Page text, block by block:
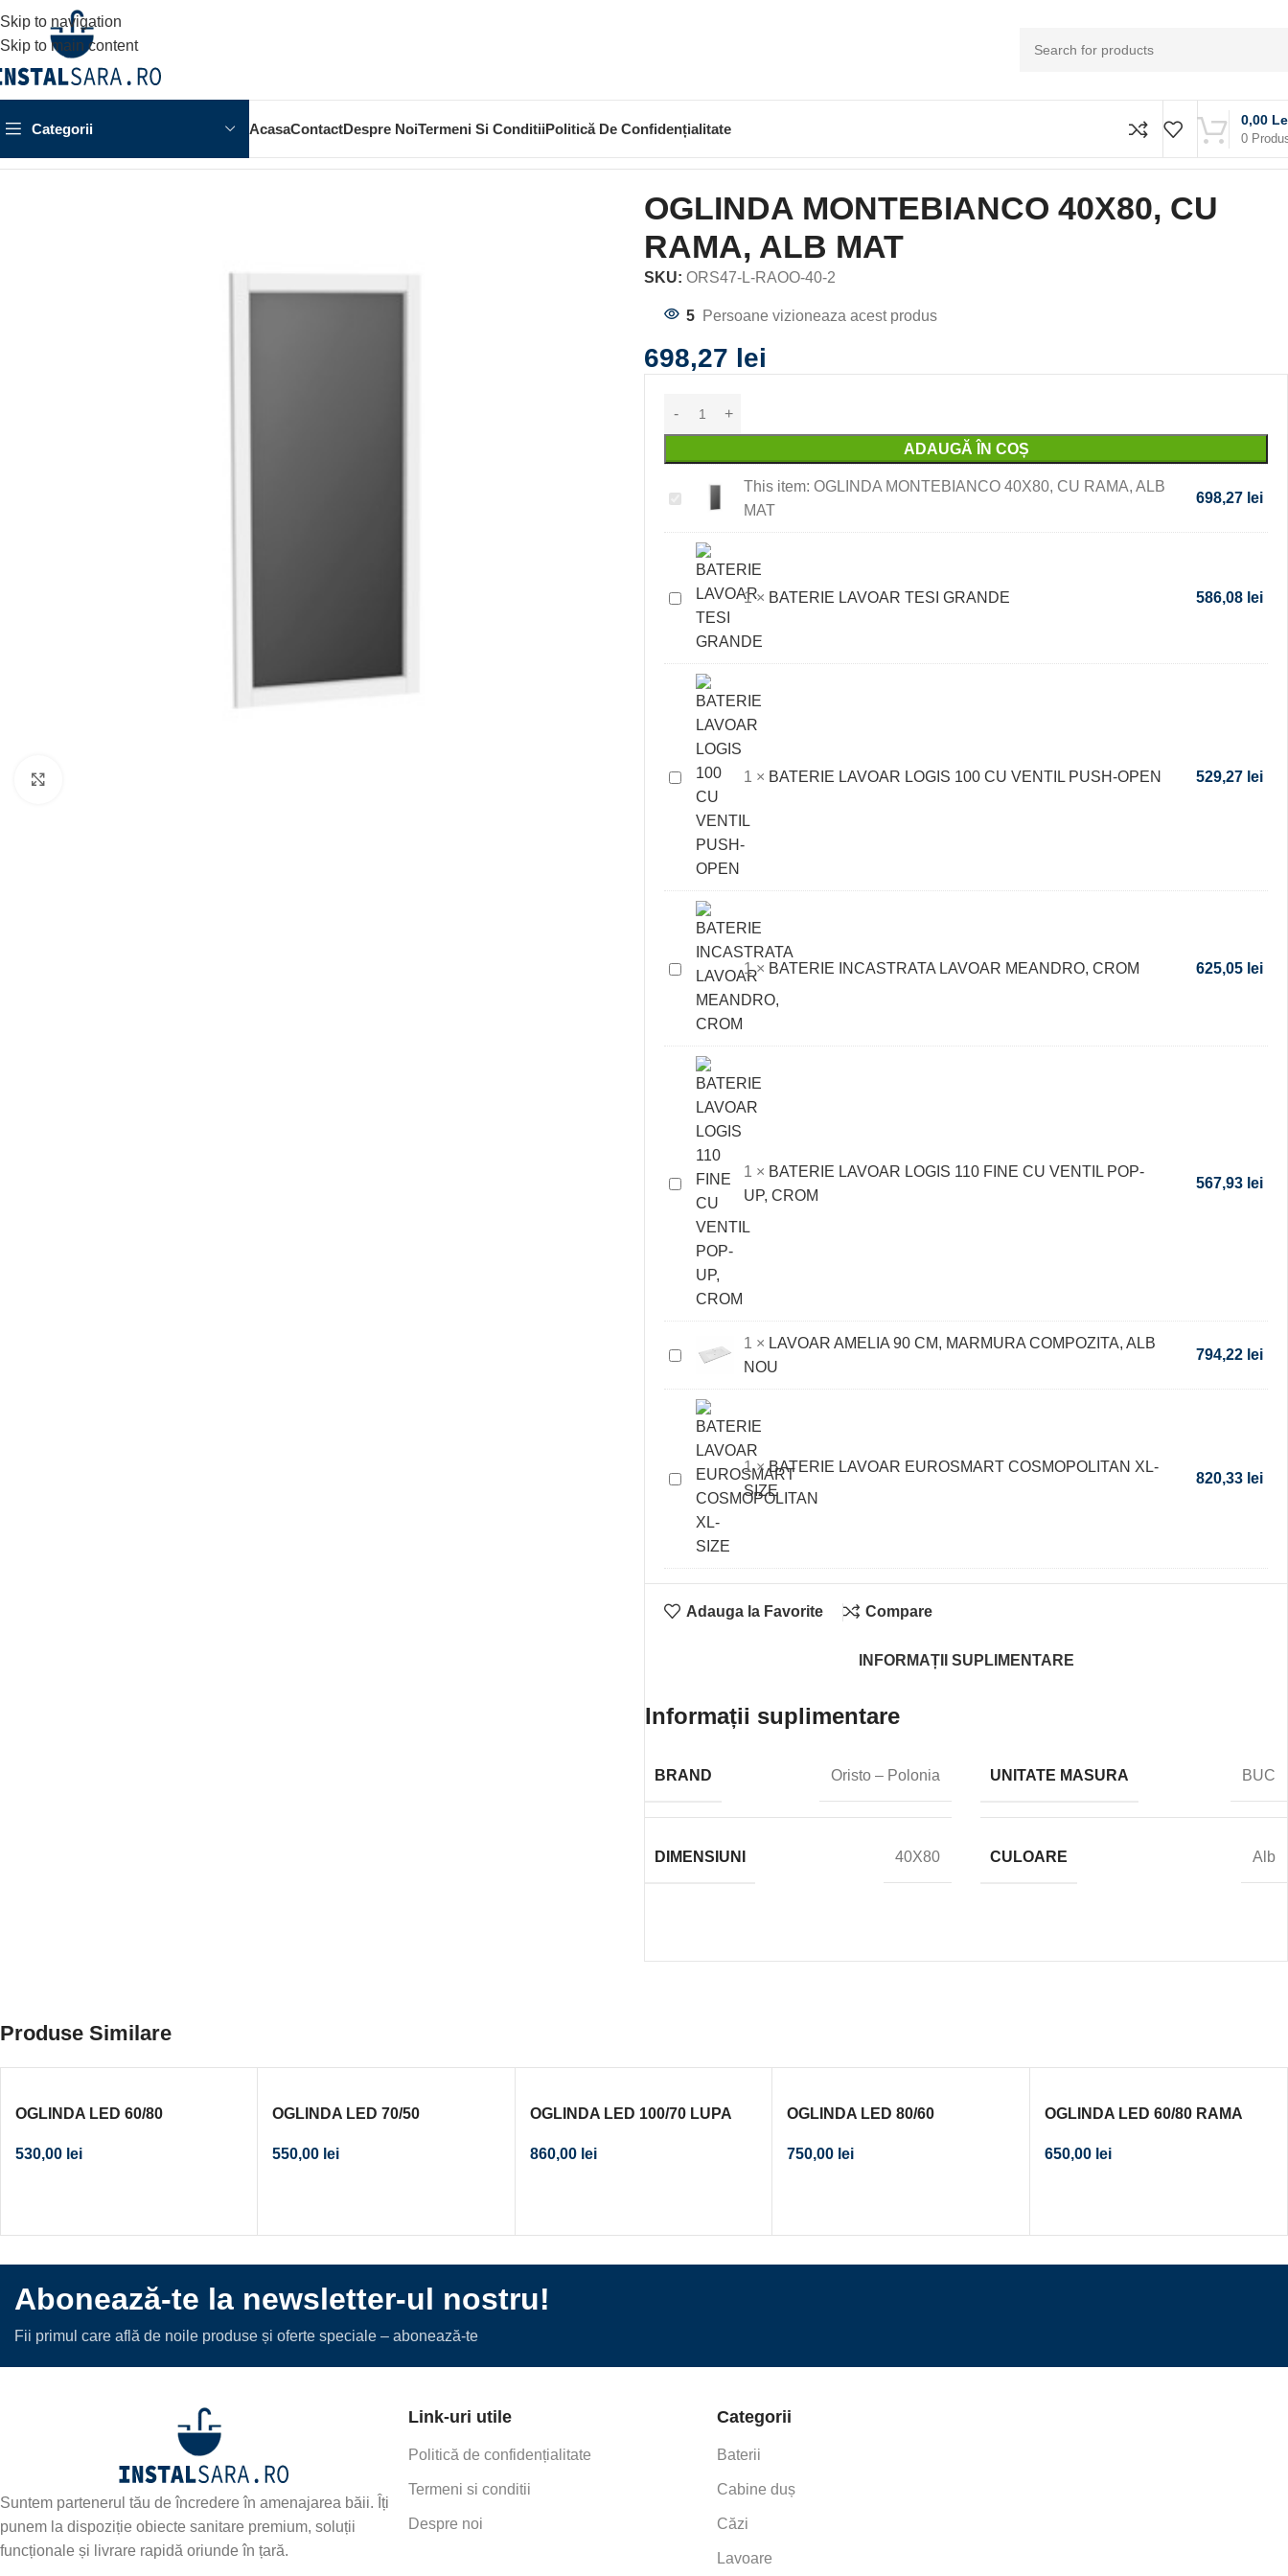
Skip to navigation
Skip to main content
Categorii AcasaContactDespre NoiTermeni Si ConditiiPolitică De Confidențialitate
0
0,00
OGLINDA MONTEBIANCO 40X80, CU
RAMA, ALB MAT
SKU: ORS47-L-RAOO-40-2
5 Persoane vizioneaza acest produs
698,27 lei
ADAUGĂ ÎN COȘ
OGLINDA
40X80,
RAMA,
ALB
MAT
This item: OGLINDA MONTEBIANCO 40X80, CU RAMA, ALB
MAT
698,27 lei
BATERIE
LAVOAR
TESI
GRANDE
1× BATERIE LAVOAR TESI GRANDE 586,08 lei
BATERIE
LAVOAR
LOGIS
VENTIL
PUSH-
OPEN
1 × BATERIE LAVOAR LOGIS 100 CU VENTIL PUSH-OPEN 529,27 lei
BATERIE
INCASTRATA
LAVOAR
CROM
1× BATERIE INCASTRATA LAVOAR MEANDRO, CROM 625,05 lei
BATERIE
LAVOAR
LOGIS
FINE
VENTIL
POP-
CROM
1 × BATERIE LAVOAR LOGIS 110 FINE CU VENTIL POP-
UP, CROM
567,93 lei
LAVOAR
MARMURA
COMPOZITA,
ALB
NOU
1 × LAVOAR AMELIA 90 CM, MARMURA COMPOZITA, ALB
NOU
794,22 lei
BATERIE
LAVOAR
EUROSMART
COSMOPOLITAN
XL-
1×BATERIE LAVOAR EUROSMART COSMOPOLITAN XL-
SIZE
820,33 lei
Adauga la Favorite Compare
INFORMAȚII SUPLIMENTARE
Informații suplimentare
BRAND Oristo – Polonia UNITATE MASURA BUC
DIMENSIUNI 40X80 CULOARE Alb
Produse Similare
OGLINDA LED 60/80
530,00 lei
OGLINDA LED 70/50
550,00 lei
OGLINDA LED 100/70 LUPA
860,00 lei
OGLINDA LED 80/60
750,00 lei
OGLINDA LED 60/80 RAMA
650,00 lei
Abonează-te la newsletter-ul nostru!
Fii primul care află de noile produse și oferte speciale – abonează-te
Suntem partenerul tău de încredere în amenajarea băii. Îți
punem la dispoziție obiecte sanitare premium, soluții
funcționale și livrare rapidă oriunde în țară.
Link-uri utile
Politică de confidențialitate
Termeni si conditii
Despre noi
Categorii
Baterii
Cabine duș
Căzi
Lavoare